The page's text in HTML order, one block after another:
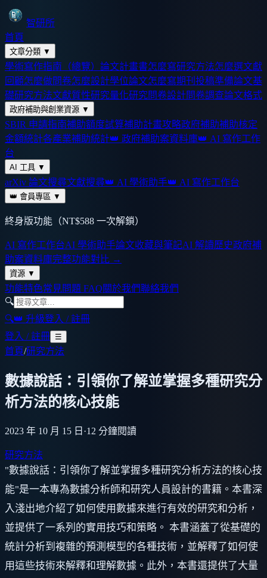
智研所
首頁
文章分類 ▼
學術寫作指南（總覽） 論文計畫書怎麼寫研究方法怎麼選文獻
回顧怎麼做問卷怎麼設計學位論文怎麼寫期刊投稿準備論文基
礎研究方法文獻質性研究量化研究問卷設計問卷調查論文格式
政府補助與創業資源 ▼
SBIR 申請指南補助額度試算補助計畫攻略政府補助補助核定
金額統計各產業補助統計👑 政府補助案資料庫👑 AI 寫作工作
台
AI 工具 ▼
arXiv 論文搜尋文獻搜尋👑 AI 學術助手👑 AI 寫作工作台
👑 會員專區 ▼
終身版功能（NT$588 一次解鎖）
AI 寫作工作台AI 學術助手論文收藏與筆記AI 解讀歷史政府補
助案資料庫完整功能對比 →
資源 ▼
功能特色常見問題 FAQ關於我們聯絡我們
🔍
🔍👑 升級登入 / 註冊
登入 / 註冊 ☰
首頁/研究方法
數據說話：引領你了解並掌握多種研究分
析方法的核心技能
2023 年 10 月 15 日 ·12 分鐘閱讀
研究方法
"數據說話：引領你了解並掌握多種研究分析方法的核心技
能"是一本專為數據分析師和研究人員設計的書籍。本書深
入淺出地介紹了如何使用數據來進行有效的研究和分析，
並提供了一系列的實用技巧和策略。 本書涵蓋了從基礎的
統計分析到複雜的預測模型的各種技術，並解釋了如何使
用這些技術來解釋和理解數據。此外，本書還提供了大量